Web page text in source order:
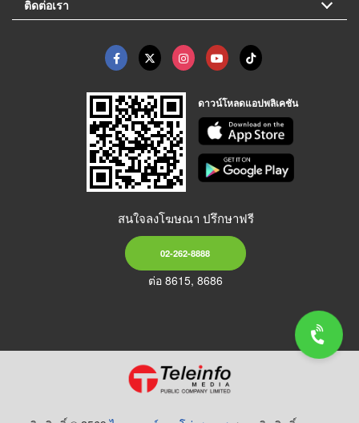
ติดต่อเรา
ดาวน์โหลดแอปพลิเคชัน
สนใจลงโฆษณา ปรึกษาฟรี
02-262-8888
ต่อ 8615, 8686